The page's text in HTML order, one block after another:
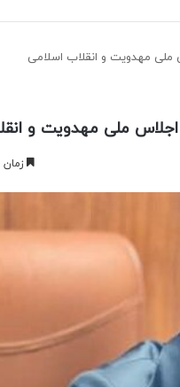
ملی مهدویت و انقلاب اسلامی
ملی مهدویت و
زمان